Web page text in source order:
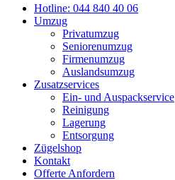
Hotline: 044 840 40 06
Umzug
Privatumzug
Seniorenumzug
Firmenumzug
Auslandsumzug
Zusatzservices
Ein- und Auspackservice
Reinigung
Lagerung
Entsorgung
Zügelshop
Kontakt
Offerte Anfordern